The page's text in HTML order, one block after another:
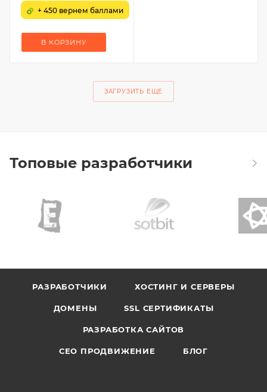
+ 450 вернем баллами
В КОРЗИНУ
ЗАГРУЗИТЬ ЕЩЕ
Топовые разработчики
РАЗРАБОТЧИКИ ХОСТИНГ И СЕРВЕРЫ
ДОМЕНЫ SSL СЕРТИФИКАТЫ
РАЗРАБОТКА САЙТОВ
СЕО ПРОДВИЖЕНИЕ БЛОГ